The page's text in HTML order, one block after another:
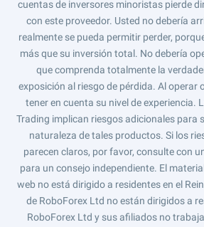
cuentas de inversores minoristas pierde
con este proveedor. Usted no debería
realmente se pueda permitir perder,
más que su inversión total. No debería
que comprenda totalmente la
exposición al riesgo de pérdida. Al operar
tener en cuenta su nivel de experiencia.
Trading implican riesgos adicionales para
naturaleza de tales productos. Si los
parecen claros, por favor, consulte con
para un consejo independiente. El
web no está dirigido a residentes en el
de RoboForex Ltd no están dirigidos a
RoboForex Ltd y sus afiliados no